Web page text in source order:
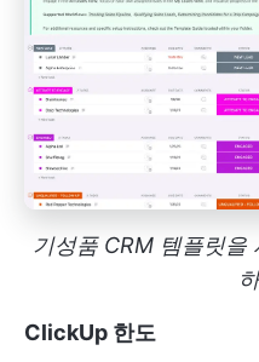
기성품 CRM 템플릿을
ClickUp 한도